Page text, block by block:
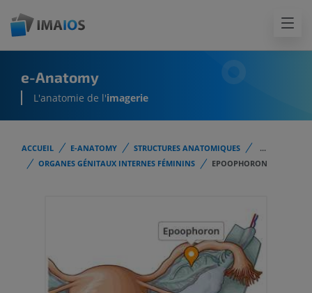
e-Anatomy
L'anatomie de l'imagerie
ACCUEIL E-ANATOMY STRUCTURES ANATOMIQUES
...
ORGANES GÉNITAUX INTERNES FÉMININS
EPOOPHORON